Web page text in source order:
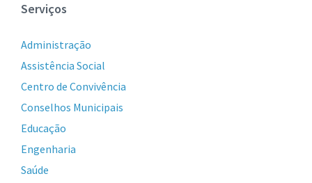
Serviços
Administração
Assistência Social
Centro de Convivência
Conselhos Municipais
Educação
Engenharia
Saúde